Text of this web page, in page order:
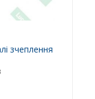
зчеплення